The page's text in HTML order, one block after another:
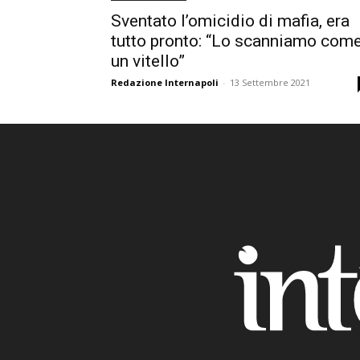
Sventato l’omicidio di mafia, era
tutto pronto: “Lo scanniamo
un vitello”
Redazione Internapoli - 13 Settembre 2021